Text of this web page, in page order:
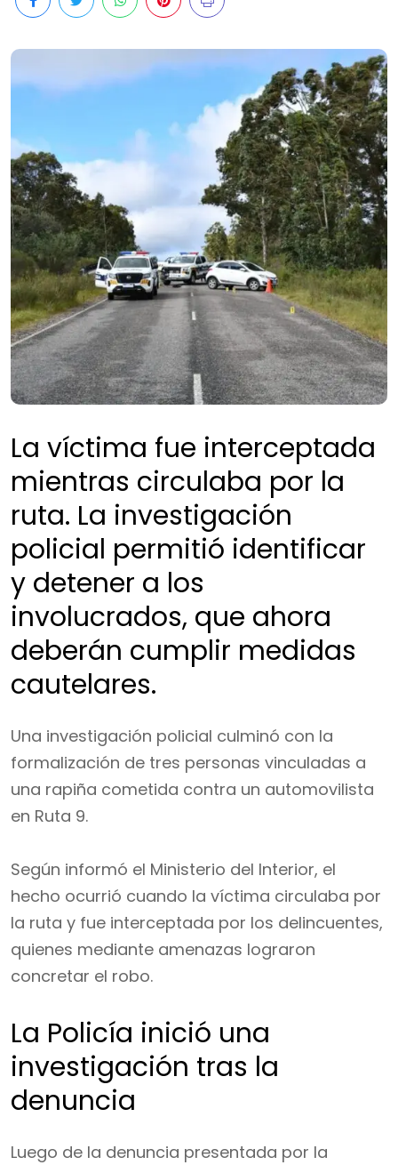
La víctima fue interceptada
mientras circulaba por la
ruta. La investigación
policial permitió identificar
y detener a los
involucrados, que ahora
deberán cumplir medidas
cautelares.
Una investigación policial culminó con la
formalización de tres personas vinculadas a
una rapiña cometida contra un automovilista
en Ruta 9.
Según informó el Ministerio del Interior, el
hecho ocurrió cuando la víctima circulaba por
la ruta y fue interceptada por los delincuentes,
quienes mediante amenazas lograron
concretar el robo.
La Policía inició una
investigación tras la
denuncia
Luego de la denuncia presentada por la